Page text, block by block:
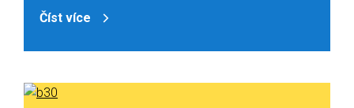
Číst více